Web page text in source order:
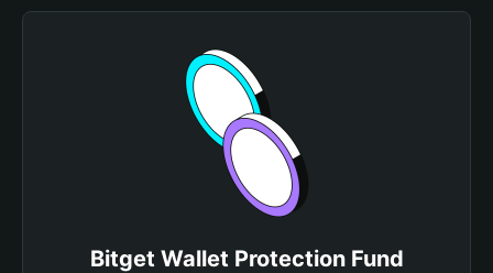
Bitget Wallet Protection Fund